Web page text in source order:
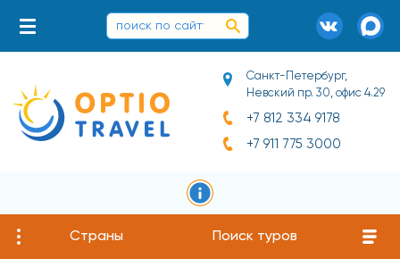
Санкт-Петербург,
Невский пр. 30, офис 4.29
+7 812 334 9178
+7 911 775 3000
Страны Поиск туров